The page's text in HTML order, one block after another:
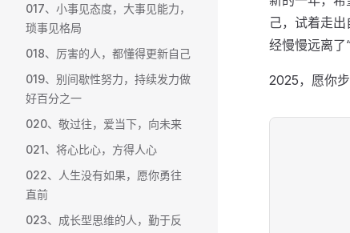
017、小事见态度，大事见能力，
琐事见格局
018、厉害的人，都懂得更新自己
019、别间歇性努力，持续发力做
好百分之一
020、敬过往，爱当下，向未来
021、将心比心，方得人心
022、人生没有如果，愿你勇往
直前
023、成长型思维的人，勤于反
己，试着走
经慢慢远离了
2025，愿你